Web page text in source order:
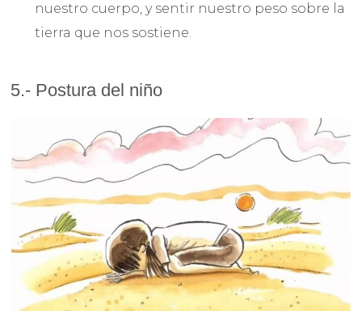
nuestro cuerpo, y sentir nuestro peso sobre la
tierra que nos sostiene.
5.- Postura del niño